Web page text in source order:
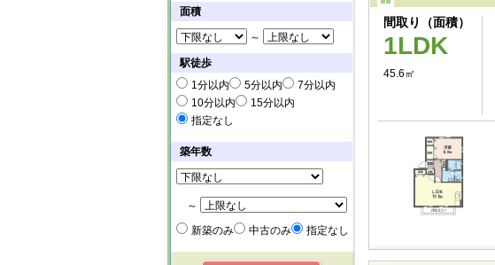
面積
～
駅徒歩
1分以内
5分以内
7分以内
10分以内
15分以内
指定なし
築年数
～
新築のみ
中古のみ 指定なし
間取り（面積）
1LDK
45.6㎡